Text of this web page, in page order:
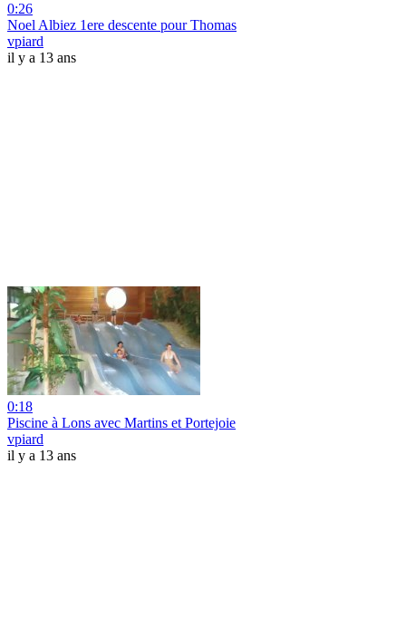
0:26
Noel Albiez 1ere descente pour Thomas
vpiard
il y a 13 ans
0:18
Piscine à Lons avec Martins et Portejoie
vpiard
il y a 13 ans